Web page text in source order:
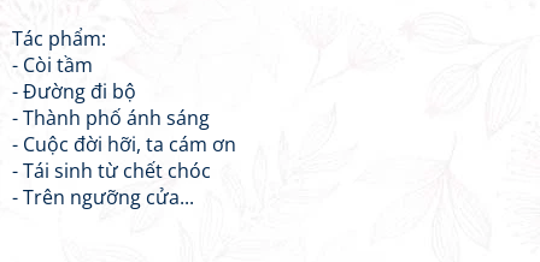
Tác phẩm:
- Còi tầm
- Đường đi bộ
- Thành phố ánh sáng
- Cuộc đời hỡi, ta cám ơn
- Tái sinh từ chết chóc
- Trên ngưỡng cửa...